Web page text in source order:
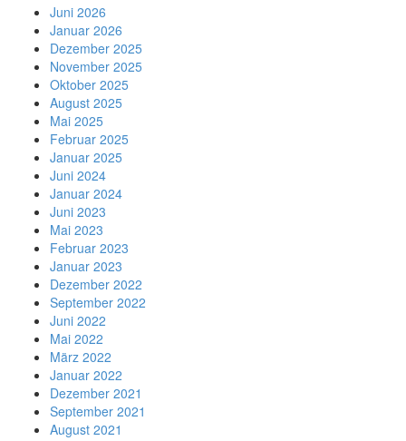
Juni 2026
Januar 2026
Dezember 2025
November 2025
Oktober 2025
August 2025
Mai 2025
Februar 2025
Januar 2025
Juni 2024
Januar 2024
Juni 2023
Mai 2023
Februar 2023
Januar 2023
Dezember 2022
September 2022
Juni 2022
Mai 2022
März 2022
Januar 2022
Dezember 2021
September 2021
August 2021